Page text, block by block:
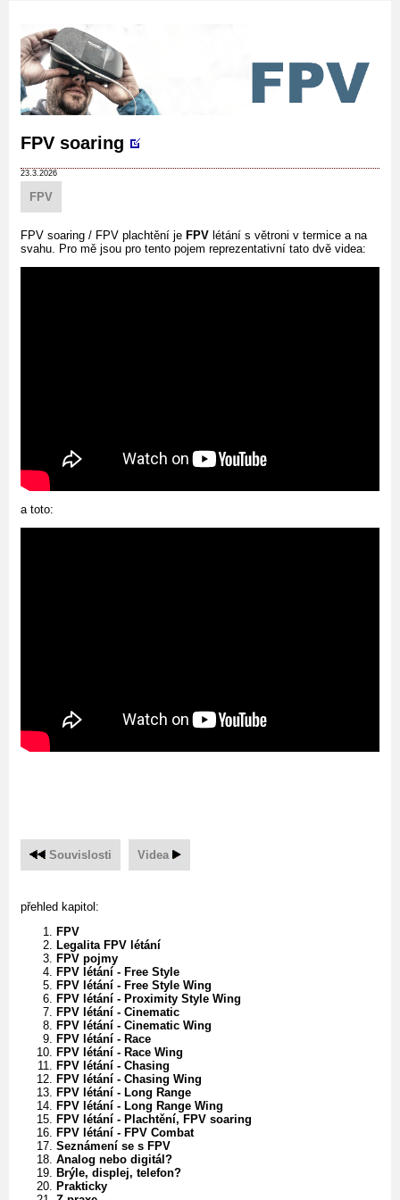
FPV soaring
23.3.2026
FPV
FPV soaring / FPV plachtění je FPV létání s větroni v termice a na
svahu. Pro mě jsou pro tento pojem reprezentativní tato dvě videa:
a toto:
Souvislosti Videa
přehled kapitol:
FPV
Legalita FPV létání
FPV pojmy
FPV létání - Free Style
FPV létání - Free Style Wing
FPV létání - Proximity Style Wing
FPV létání - Cinematic
FPV létání - Cinematic Wing
FPV létání - Race
FPV létání - Race Wing
FPV létání - Chasing
FPV létání - Chasing Wing
FPV létání - Long Range
FPV létání - Long Range Wing
FPV létání - Plachtění, FPV soaring
FPV létání - FPV Combat
Seznámení se s FPV
Analog nebo digitál?
Brýle, displej, telefon?
Prakticky